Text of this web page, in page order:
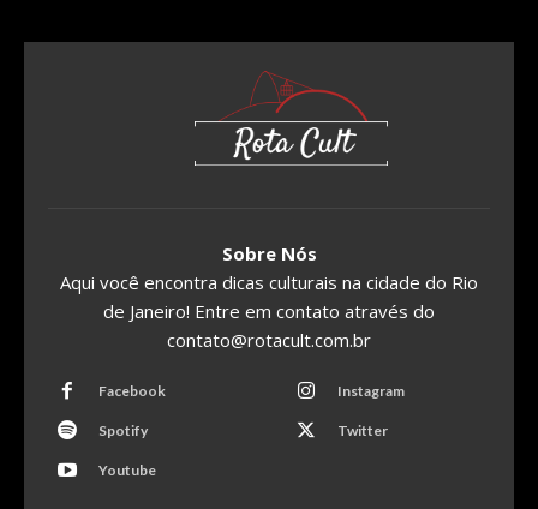
Sobre Nós
Aqui você encontra dicas culturais na cidade do Rio
de Janeiro! Entre em contato através do
contato@rotacult.com.br
Facebook Instagram
Spotify Twitter
Youtube